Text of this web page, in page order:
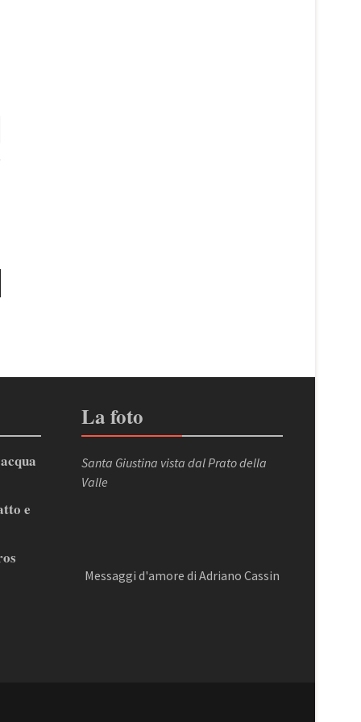
e
La foto
Santa Giustina vista dal Prato della
Valle
Messaggi d'amore di Adriano Cassin